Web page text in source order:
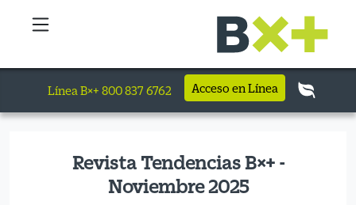
Línea B×+ 800 837 6762 Acceso en Línea
Revista Tendencias B×+ -
Noviembre 2025